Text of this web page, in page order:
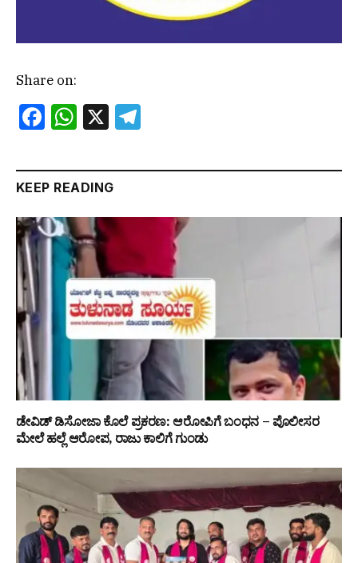
Share on:
Facebook
WhatsApp
X
KEEP READING
ಡೇವಿಡ್ ಡಿಸೋಜಾ ಕೊಲೆ ಪ್ರಕರಣ: ಆರೋಪಿಗೆ ಬಂಧನ – ಪೊಲೀಸರ
ಮೇಲೆ ಹಲ್ಲೆ ಆರೋಪ, ರಾಜು ಕಾಲಿಗೆ ಗುಂಡು